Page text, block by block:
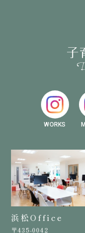
WORKS
浜松Office
〒435-0042